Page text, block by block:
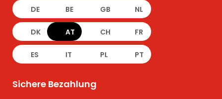
DE BE GB NL
DK AT CH FR
ES IT PL PT
Sichere Bezahlung